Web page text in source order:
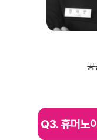
공
Q3. 휴머노